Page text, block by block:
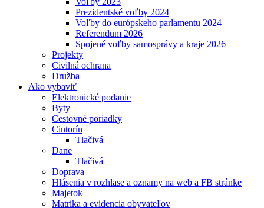
Prezidentské voľby 2024
Voľby do európskeho parlamentu 2024
Referendum 2026
Spojené voľby samosprávy a kraje 2026
Projekty
Civilná ochrana
Družba
Ako vybaviť
Elektronické podanie
Byty
Cestovné poriadky
Cintorín
Tlačivá
Dane
Tlačivá
Doprava
Hlásenia v rozhlase a oznamy na web a FB stránke
Majetok
Matrika a evidencia obyvateľov